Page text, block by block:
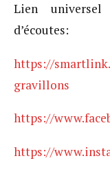
Lien
d’écoutes:
https://
gravillons
https://
https://